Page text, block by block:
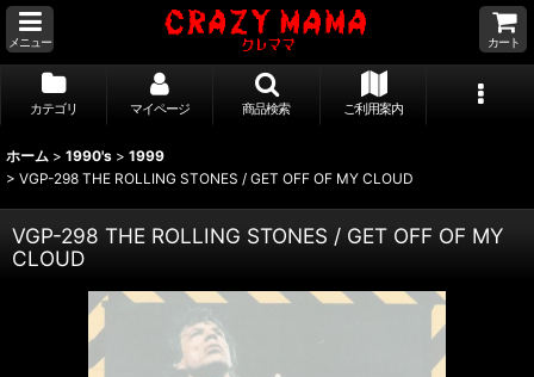
メニュー カート
カテゴリ マイページ 商品検索 ご利用案内
ホーム > 1990's > 1999
> VGP-298 THE ROLLING STONES / GET OFF OF MY CLOUD
VGP-298 THE ROLLING STONES / GET OFF OF MY
CLOUD